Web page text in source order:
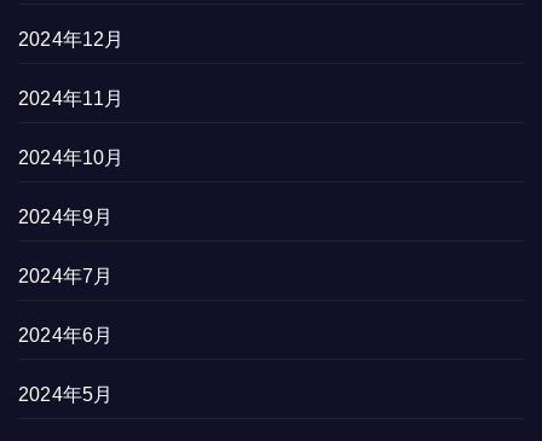
2024年12月
2024年11月
2024年10月
2024年9月
2024年7月
2024年6月
2024年5月